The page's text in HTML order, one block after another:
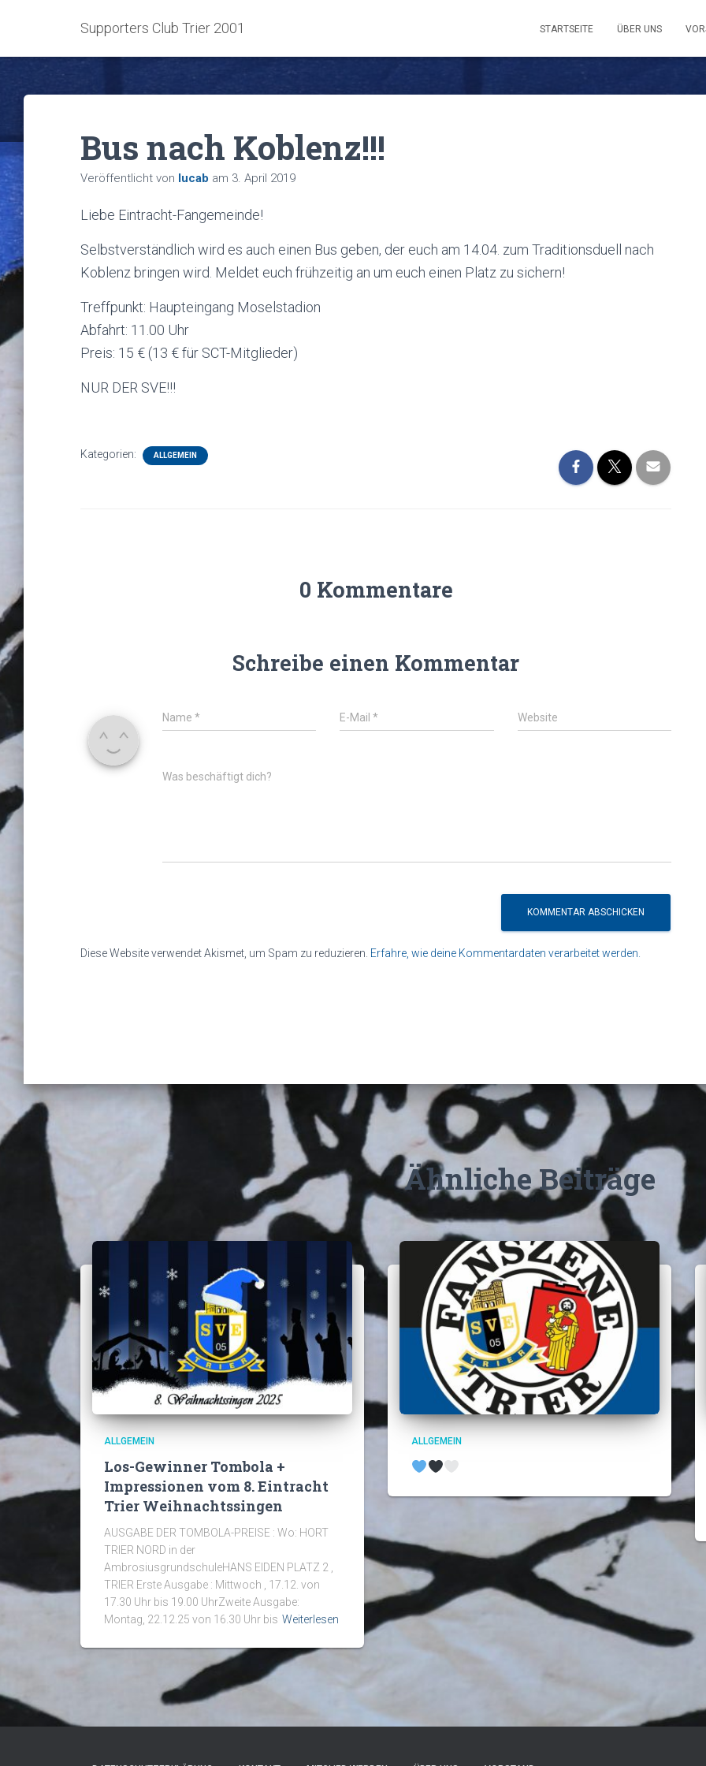
Supporters Club Trier 2001 STARTSEITE ÜBER UNS
Bus nach Koblenz!!!
Veröffentlicht von lucab am 3. April 2019
Liebe Eintracht-Fangemeinde!
Selbstverständlich wird es auch einen Bus geben, der euch am 14.04. zum Traditionsduell nach
Koblenz bringen wird. Meldet euch frühzeitig an um euch einen Platz zu sichern!
Treffpunkt: Haupteingang Moselstadion
Abfahrt: 11.00 Uhr
Preis: 15 € (13 € für SCT-Mitglieder)
NUR DER SVE!!!
Kategorien: ALLGEMEIN
0 Kommentare
Schreibe einen Kommentar
Name * E-Mail* Website
Was beschäftigt dich?
Diese Website verwendet Akismet, um Spam zu reduzieren. Erfahre, wie deine Kommentardaten verarbeitet werden.
Ähnliche Beiträge
ALLGEMEIN
Los-Gewinner Tombola +
Impressionen vom 8. Eintracht
Trier Weihnachtssingen
AUSGABE DER TOMBOLA-PREISE : Wo: HORT
TRIER NORD in der
AmbrosiusgrundschuleHANS EIDEN PLATZ 2 ,
TRIER Erste Ausgabe : Mittwoch , 17.12. von
17.30 Uhr bis 19.00 UhrZweite Ausgabe:
Montag, 22.12.25 von 16.30 Uhr bis Weiterlesen
ALLGEMEIN